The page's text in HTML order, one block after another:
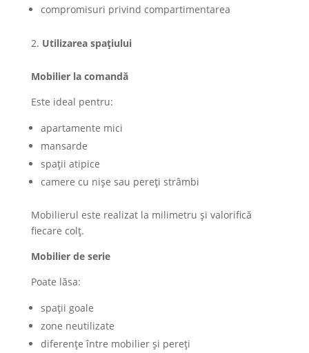
compromisuri privind compartimentarea
Utilizarea spațiului
Mobilier la comandă
Este ideal pentru:
apartamente mici
mansarde
spații atipice
camere cu nișe sau pereți strâmbi
Mobilierul este realizat la milimetru și valorifică
fiecare colț.
Mobilier de serie
Poate lăsa:
spații goale
zone neutilizate
diferențe între mobilier și pereți